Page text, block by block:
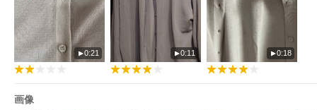
0:21 0:11 0:18
画像